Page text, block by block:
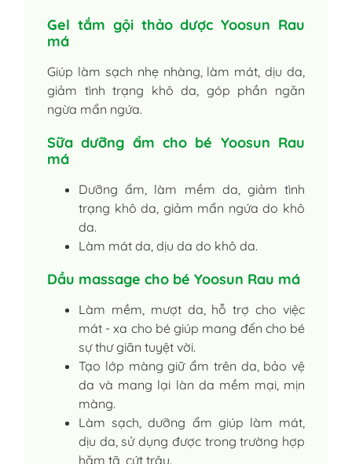
Gel tắm gội thảo dược Yoosun Rau
má
Giúp làm sạch nhẹ nhàng, làm mát, dịu da,
giảm tình trạng khô da, góp phần ngăn
ngừa mẩn ngứa.
Sữa dưỡng ẩm cho bé Yoosun Rau
má
Dưỡng ẩm, làm mềm da, giảm tình
trạng khô da, giảm mẩn ngứa do khô
da.
Làm mát da, dịu da do khô da.
Dầu massage cho bé Yoosun Rau má
Làm mềm, mượt da, hỗ trợ cho việc
mát - xa cho bé giúp mang đến cho bé
sự thư giãn tuyệt vời.
Tạo lớp màng giữ ẩm trên da, bảo vệ
da và mang lại làn da mềm mại, mịn
màng.
Làm sạch, dưỡng ẩm giúp làm mát,
dịu da, sử dụng được trong trường hợp
hăm tã, cứt trâu.